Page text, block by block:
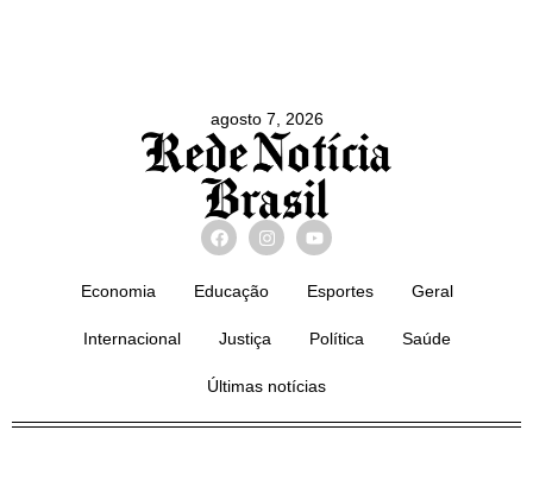
agosto 7, 2026
Economia Educação Esportes Geral
Internacional Justiça Política Saúde
Últimas notícias